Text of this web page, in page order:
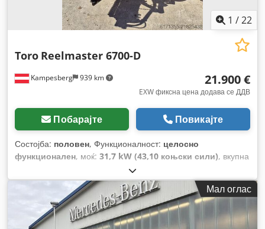
1 /22
Kampesberg 939 km
Toro Reelmaster 6700-D
21.900 €
EXW фиксна цена додава се ДДВ
Побарајте Повикајте
Состојба: половен, Функционалност: целосно
функционален, моќ: 31,7 kW (43,10 коњски сили), вкупна
, работна тежина:
2.585 h,
Мал оглас